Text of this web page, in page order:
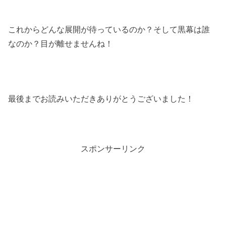
これからどんな展開が待っているのか？そして黒幕は誰
なのか？目が離せませんね！
最後までお読みいただきありがとうございました！
スポンサーリンク